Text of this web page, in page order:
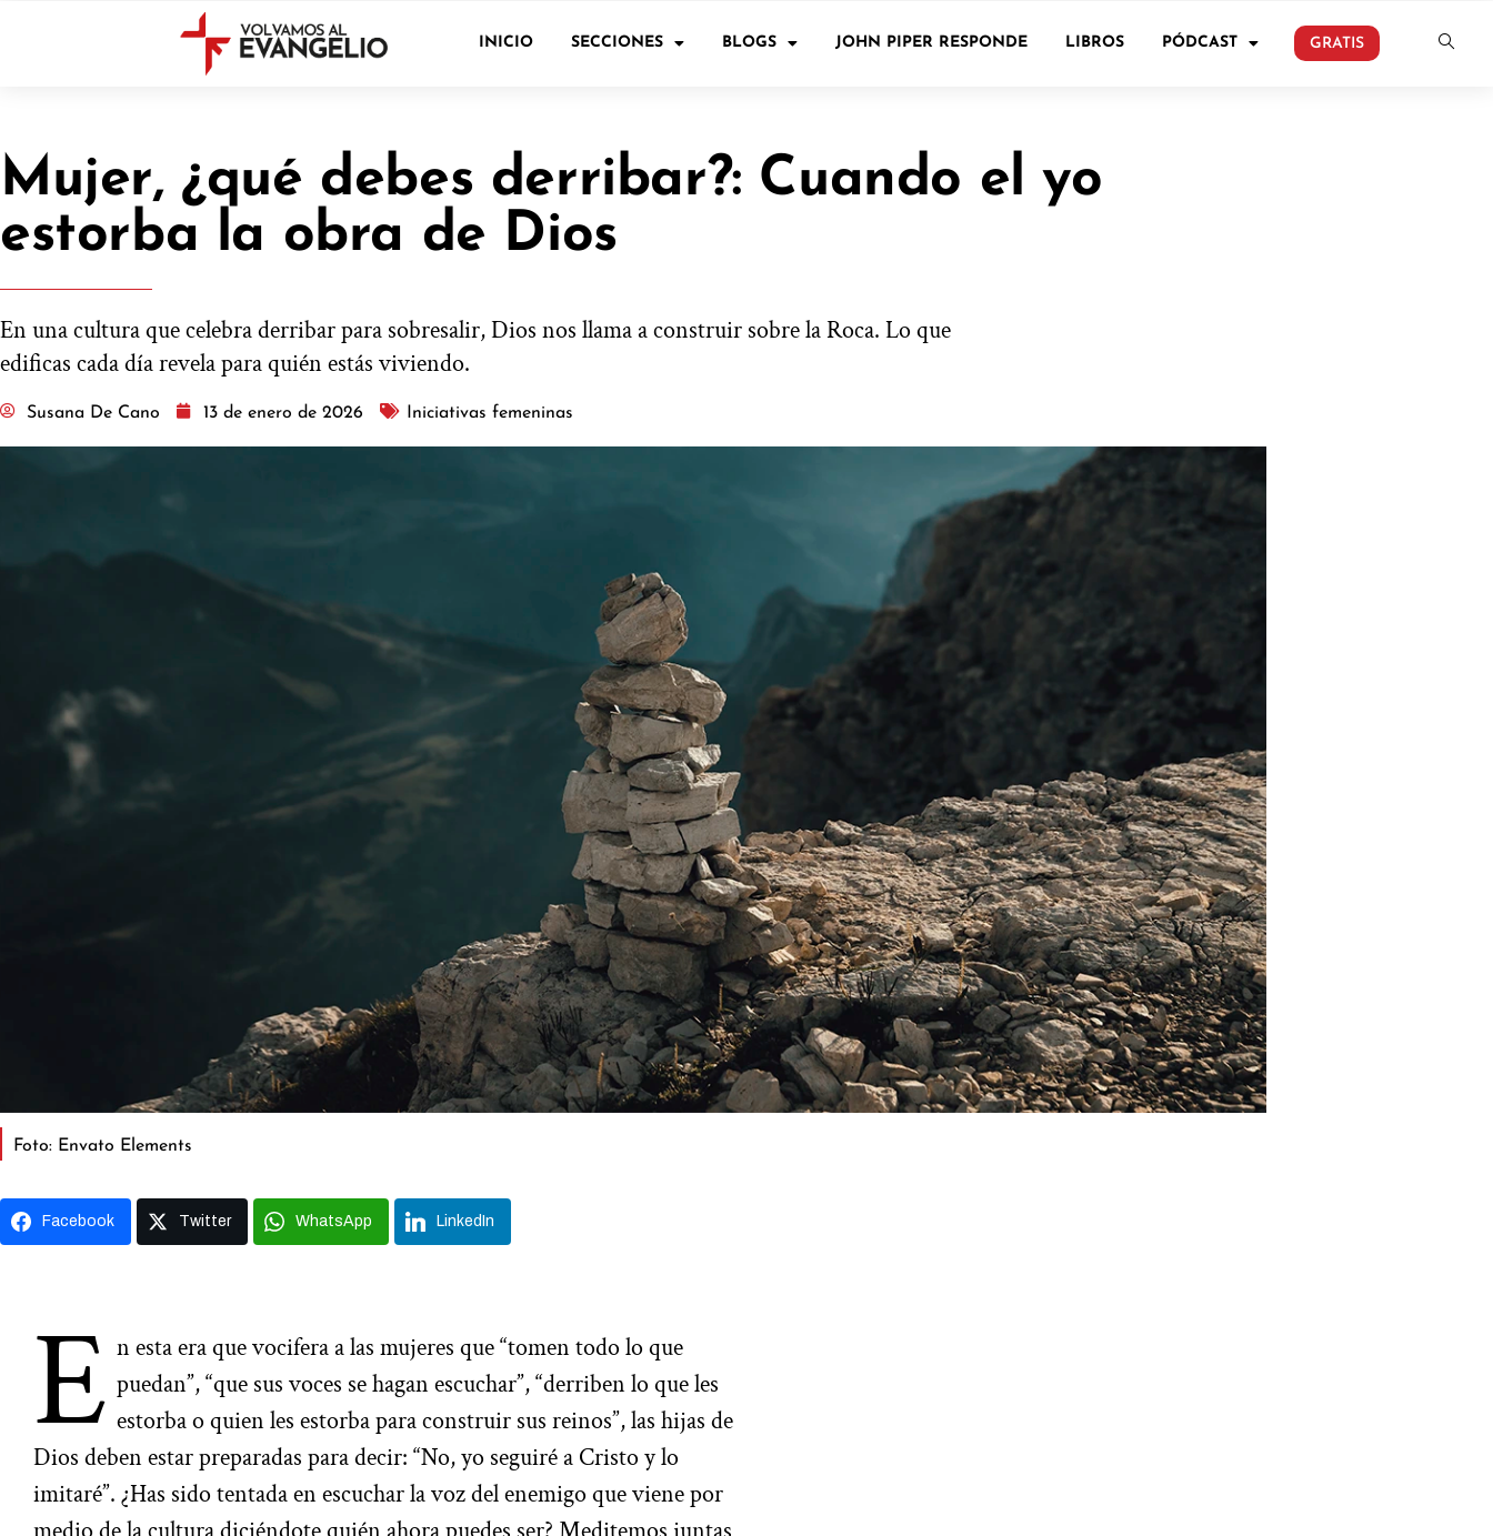
INICIO SECCIONES BLOGS JOHN PIPER RESPONDE LIBROS PÓDCAST GRATIS
Mujer, ¿qué debes derribar?: Cuando el yo
estorba la obra de Dios
En una cultura que celebra derribar para sobresalir, Dios nos llama a construir sobre la Roca. Lo que
edificas cada día revela para quién estás viviendo.
Susana De Cano 13 de enero de 2026 Iniciativas femeninas
Foto: Envato Elements
Facebook Twitter WhatsApp LinkedIn
E n esta era que vocifera a las mujeres que “tomen todo lo que
puedan”, “que sus voces se hagan escuchar”, “derriben lo que les
estorba o quien les estorba para construir sus reinos”, las hijas de
Dios deben estar preparadas para decir: “No, yo seguiré a Cristo y lo
imitaré”. ¿Has sido tentada en escuchar la voz del enemigo que viene por